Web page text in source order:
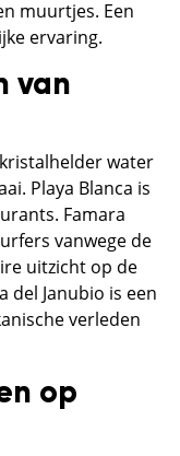
muurtjes. Een
ervaring.
van
water
Playa Blanca is
Famara
vanwege de
uitzicht op de
del Janubio is een
verleden
op